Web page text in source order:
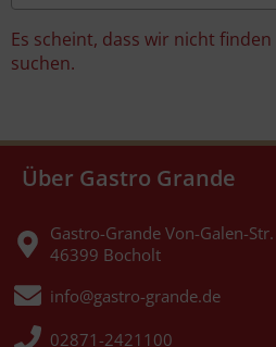
Es scheint, dass wir nicht
suchen.
Über Gastro Grande
Gastro-Grande Von-Galen-
46399 Bocholt
info@gastro-grande.de
02871-2421100